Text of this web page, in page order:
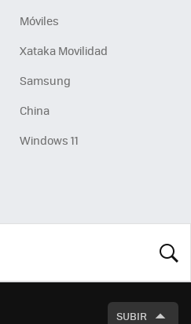
Móviles
Xataka Movilidad
Samsung
China
Windows 11
SUBIR